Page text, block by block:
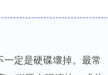
定是硬碟壞掉。最常